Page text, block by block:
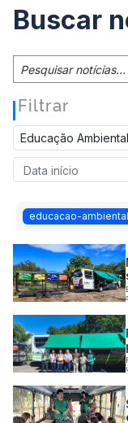
Buscar
Filtrar
educacao-